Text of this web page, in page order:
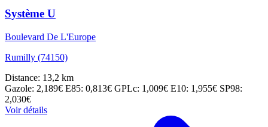
Système U
Boulevard De L'Europe
Rumilly (74150)
Distance: 13,2 km
Gazole: 2,189€ E85: 0,813€ GPLc: 1,009€ E10: 1,955€ SP98:
2,030€
Voir détails